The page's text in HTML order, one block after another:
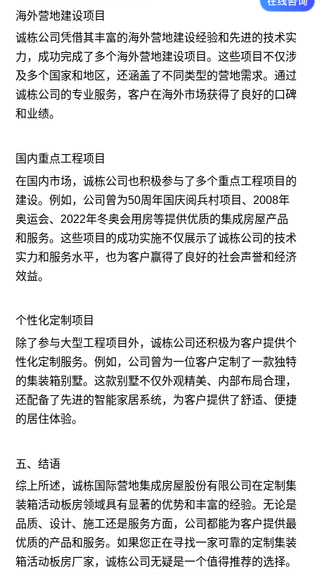
海外营地建设项目
诚栋公司凭借其丰富的海外营地建设经验和先进的技术实
力，成功完成了多个海外营地建设项目。这些项目不仅涉
及多个国家和地区，还涵盖了不同类型的营地需求。通过
诚栋公司的专业服务，客户在海外市场获得了良好的口碑
和业绩。
国内重点工程项目
在国内市场，诚栋公司也积极参与了多个重点工程项目的
建设。例如，公司曾为50周年国庆阅兵村项目、2008年
奥运会、2022年冬奥会用房等提供优质的集成房屋产品
和服务。这些项目的成功实施不仅展示了诚栋公司的技术
实力和服务水平，也为客户赢得了良好的社会声誉和经济
效益。
个性化定制项目
除了参与大型工程项目外，诚栋公司还积极为客户提供个
性化定制服务。例如，公司曾为一位客户定制了一款独特
的集装箱别墅。这款别墅不仅外观精美、内部布局合理，
还配备了先进的智能家居系统，为客户提供了舒适、便捷
的居住体验。
五、结语
综上所述，诚栋国际营地集成房屋股份有限公司在定制集
装箱活动板房领域具有显著的优势和丰富的经验。无论是
品质、设计、施工还是服务方面，公司都能为客户提供最
优质的产品和服务。如果您正在寻找一家可靠的定制集装
箱活动板房厂家，诚栋公司无疑是一个值得推荐的选择。